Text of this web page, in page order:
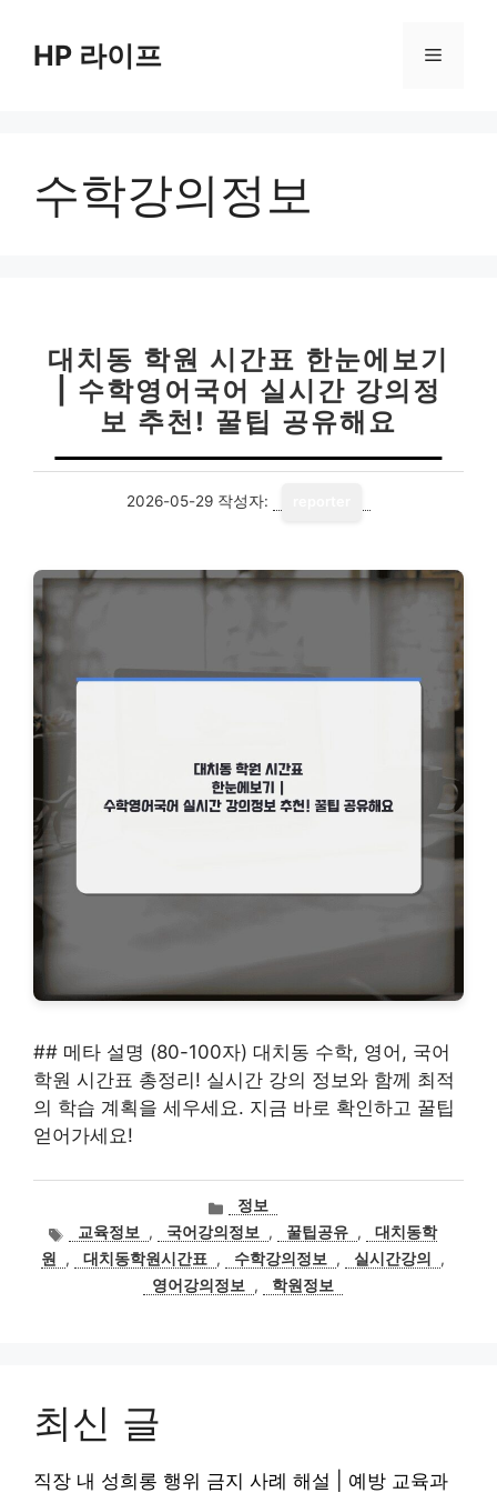
HP 라이프 메
수학강의정보
대치동 학원 시간표 한눈에보기
| 수학영어국어 실시간 강의정
보 추천! 꿀팁 공유해요
2026-05-29 작성자:
## 메타 설명 (80-100자) 대치동 수학, 영어, 국어
학원 시간표 총정리! 실시간 강의 정보와 함께 최적
의 학습 계획을 세우세요. 지금 바로 확인하고 꿀팁
얻어가세요!
카
테
고
리
정보
태
그
교육정보 , 국어강의정보 , 꿀팁공유 ,
대치동학
원
, 대치동학원시간표 , 수학강의정보 , 실시간강의
,
영어강의정보
, 학원정보
최신 글
직장 내 성희롱 행위 금지 사례 해설 | 예방 교육과